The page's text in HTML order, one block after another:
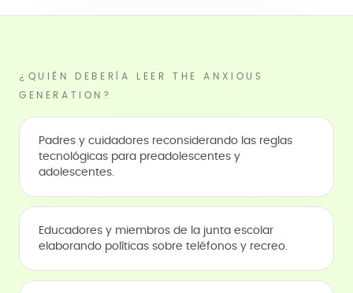
¿QUIÉN DEBERÍA LEER THE ANXIOUS
GENERATION?
Padres y cuidadores reconsiderando las reglas
tecnológicas para preadolescentes y
adolescentes.
Educadores y miembros de la junta escolar
elaborando políticas sobre teléfonos y recreo.